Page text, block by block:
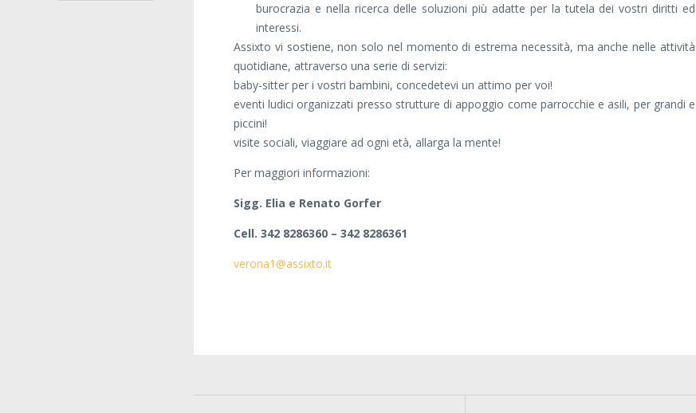
burocrazia e nella ricerca delle soluzioni più adatte per la tutela dei vostri diritti ed
interessi.
Assixto vi sostiene, non solo nel momento di estrema necessità, ma anche nelle attività
quotidiane, attraverso una serie di servizi:
baby-sitter per i vostri bambini, concedetevi un attimo per voi!
eventi ludici organizzati presso strutture di appoggio come parrocchie e asili, per grandi e
piccini!
visite sociali, viaggiare ad ogni età, allarga la mente!
Per maggiori informazioni:
Sigg. Elia e Renato Gorfer
Cell. 342 8286360 – 342 8286361
verona1@assixto.it